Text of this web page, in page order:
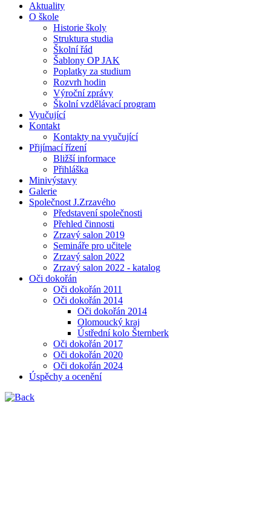
Aktuality
O škole
Historie školy
Struktura studia
Školní řád
Šablony OP JAK
Poplatky za studium
Rozvrh hodin
Výroční zprávy
Školní vzdělávací program
Vyučující
Kontakt
Kontakty na vyučující
Přijímací řízení
Bližší informace
Přihláška
Minivýstavy
Galerie
Společnost J.Zrzavého
Představení společnosti
Přehled činnosti
Zrzavý salon 2019
Semináře pro učitele
Zrzavý salon 2022
Zrzavý salon 2022 - katalog
Oči dokořán
Oči dokořán 2011
Oči dokořán 2014
Oči dokořán 2014
Olomoucký kraj
Ústřední kolo Šternberk
Oči dokořán 2017
Oči dokořán 2020
Oči dokořán 2024
Úspěchy a ocenění